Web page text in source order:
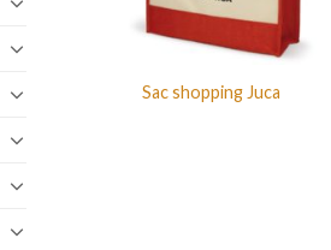
Sac shopping Juca